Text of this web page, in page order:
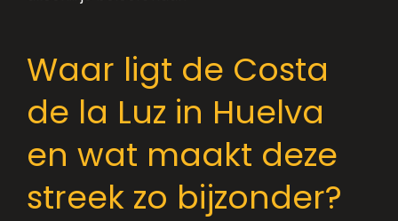
Waar ligt de Costa
de la Luz in Huelva
en wat maakt deze
streek zo bijzonder?